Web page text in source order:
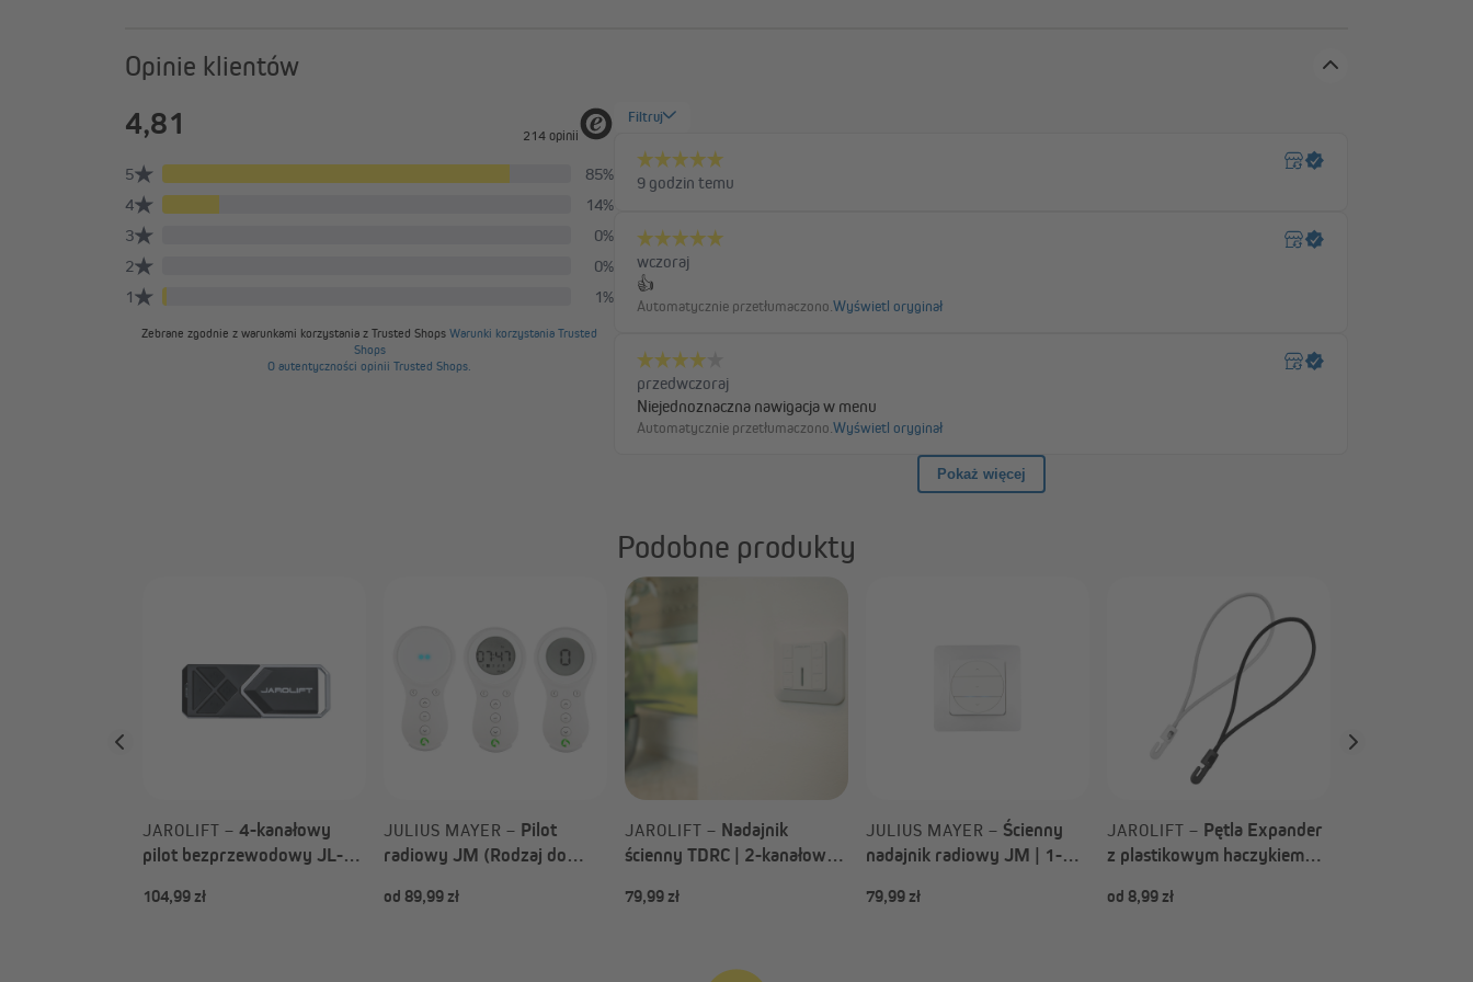
Opinie klientów
Podobne produkty
JAROLIFT – 4-kanałowy
pilot bezprzewodowy JL-
JL
104,99 zł
JULIUS MAYER – Pilot
radiowy JM (Rodzaj do
od 89,99 zł
JAROLIFT – Nadajnik
ścienny TDRC | 2-kanałowy
79,99 zł
JULIUS MAYER – Ścienny
nadajnik radiowy JM | 1-
79,99 zł
JAROLIFT – Pętla Expander
z plastikowym haczykiem
od 8,99 zł